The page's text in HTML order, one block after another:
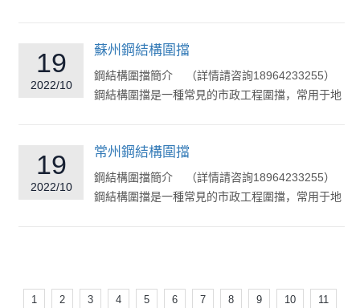
19
2022/10
蘇州鋼結構圍擋
鋼結構圍擋簡介 （詳情請咨詢18964233255）
鋼結構圍擋是一種常見的市政工程圍擋，常用于地
19
2022/10
常州鋼結構圍擋
鋼結構圍擋簡介 （詳情請咨詢18964233255）
鋼結構圍擋是一種常見的市政工程圍擋，常用于地
1 2 3 4 5 6 7 8 9 10 11